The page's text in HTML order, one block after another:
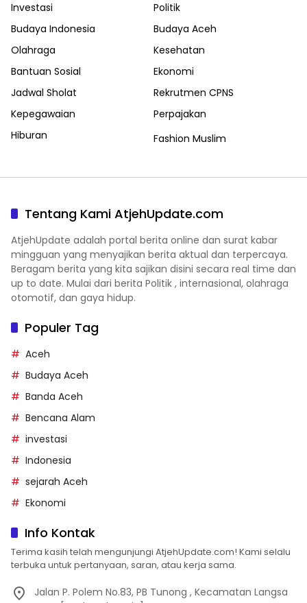
Investasi
Politik
Budaya Indonesia
Budaya Aceh
Olahraga
Kesehatan
Bantuan Sosial
Ekonomi
Jadwal Sholat
Rekrutmen CPNS
Kepegawaian
Perpajakan
Hiburan
Fashion Muslim
Tentang Kami AtjehUpdate.com
AtjehUpdate adalah portal berita online dan surat kabar
mingguan yang menyajikan berita aktual dan terpercaya.
Beragam berita yang kita sajikan disini secara real time dan
up to date. Mulai dari berita Politik , internasional, olahraga
otomotif, dan gaya hidup.
Populer Tag
Aceh
Budaya Aceh
Banda Aceh
Bencana Alam
investasi
Indonesia
sejarah Aceh
Ekonomi
Info Kontak
Terima kasih telah mengunjungi AtjehUpdate.com! Kami selalu
terbuka untuk pertanyaan, saran, atau kerja sama.
Jalan P. Polem No.83, PB Tunong , Kecamatan Langsa